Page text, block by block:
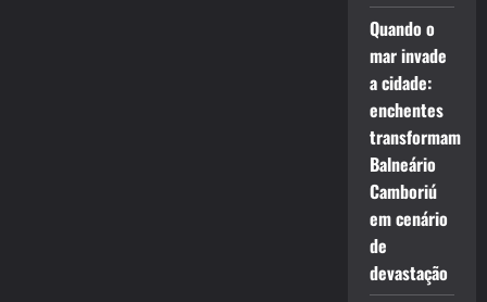
Quando o
mar invade
a cidade:
enchentes
transformam
Balneário
Camboriú
em cenário
de
devastação